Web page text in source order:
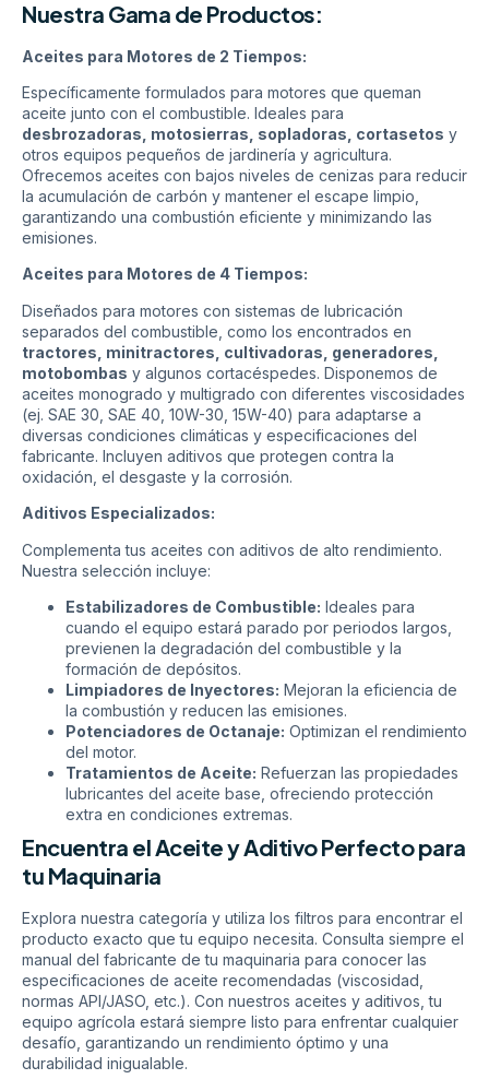
Nuestra Gama de Productos:
Aceites para Motores de 2 Tiempos:
Específicamente formulados para motores que queman
aceite junto con el combustible. Ideales para
desbrozadoras, motosierras, sopladoras, cortasetos y
otros equipos pequeños de jardinería y agricultura.
Ofrecemos aceites con bajos niveles de cenizas para reducir
la acumulación de carbón y mantener el escape limpio,
garantizando una combustión eficiente y minimizando las
emisiones.
Aceites para Motores de 4 Tiempos:
Diseñados para motores con sistemas de lubricación
separados del combustible, como los encontrados en
tractores, minitractores, cultivadoras, generadores,
motobombas y algunos cortacéspedes. Disponemos de
aceites monogrado y multigrado con diferentes viscosidades
(ej. SAE 30, SAE 40, 10W-30, 15W-40) para adaptarse a
diversas condiciones climáticas y especificaciones del
fabricante. Incluyen aditivos que protegen contra la
oxidación, el desgaste y la corrosión.
Aditivos Especializados:
Complementa tus aceites con aditivos de alto rendimiento.
Nuestra selección incluye:
Estabilizadores de Combustible: Ideales para
cuando el equipo estará parado por periodos largos,
previenen la degradación del combustible y la
formación de depósitos.
Limpiadores de Inyectores: Mejoran la eficiencia de
la combustión y reducen las emisiones.
Potenciadores de Octanaje: Optimizan el rendimiento
del motor.
Tratamientos de Aceite: Refuerzan las propiedades
lubricantes del aceite base, ofreciendo protección
extra en condiciones extremas.
Encuentra el Aceite y Aditivo Perfecto para
tu Maquinaria
Explora nuestra categoría y utiliza los filtros para encontrar el
producto exacto que tu equipo necesita. Consulta siempre el
manual del fabricante de tu maquinaria para conocer las
especificaciones de aceite recomendadas (viscosidad,
normas API/JASO, etc.). Con nuestros aceites y aditivos, tu
equipo agrícola estará siempre listo para enfrentar cualquier
desafío, garantizando un rendimiento óptimo y una
durabilidad inigualable.